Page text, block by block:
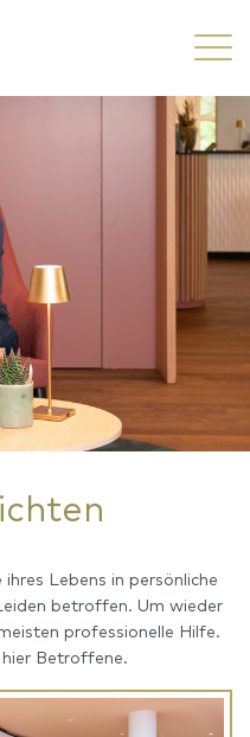
Lebens in persönliche
betroffen. Um wieder
professionelle Hilfe.
Betroffene.